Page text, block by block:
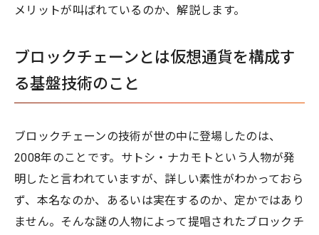
メリットが叫ばれているのか、解説します。
ブロックチェーンとは仮想通貨を構成す
る基盤技術のこと
ブロックチェーンの技術が世の中に登場したのは、
2008年のことです。サトシ・ナカモトという人物が発
明したと言われていますが、詳しい素性がわかっておら
ず、本名なのか、あるいは実在するのか、定かではあり
ません。そんな謎の人物によって提唱されたブロックチ